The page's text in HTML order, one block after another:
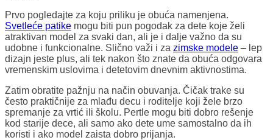
Prvo pogledajte za koju priliku je obuća namenjena.
Svetleće patike mogu biti pun pogodak za dete koje želi
atraktivan model za svaki dan, ali je i dalje važno da su
udobne i funkcionalne. Slično važi i za zimske modele – lep
dizajn jeste plus, ali tek nakon što znate da obuća odgovara
vremenskim uslovima i detetovim dnevnim aktivnostima.
Zatim obratite pažnju na način obuvanja. Čičak trake su
često praktičnije za mlađu decu i roditelje koji žele brzo
spremanje za vrtić ili školu. Pertle mogu biti dobro rešenje
kod starije dece, ali samo ako dete ume samostalno da ih
koristi i ako model zaista dobro prijanja.